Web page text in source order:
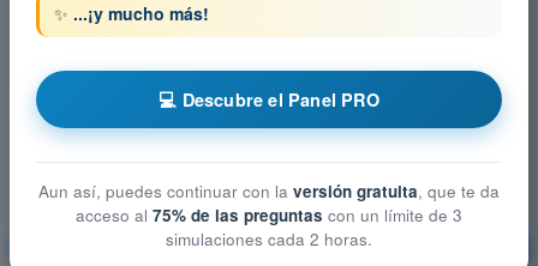
Reglamentación de la aviación ¡Entrenamiento!
✨ ...¡y mucho más!
💻 Descubre el Panel PRO
Aun así, puedes continuar con la versión gratuita, que te da
acceso al 75% de las preguntas con un límite de 3
simulaciones cada 2 horas.